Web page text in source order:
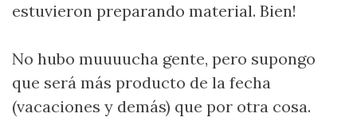
estuvieron preparando material. Bien!
No hubo muuuucha gente, pero supongo
que será más producto de la fecha
(vacaciones y demás) que por otra cosa.